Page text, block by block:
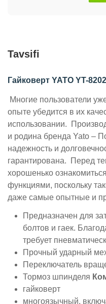
Tavsifi
Гайковерт YATO YT-
Многие пользователи
опыте убедится в их
использовании.
и родина бренда Yato –
надежность и
гарантирована. Перед
хорошенько
функциями, поскольку
даже самые опытные и
Предназначен для
болтов и гаек.
требует
Прочный ударный
Переключатель
Тормоз шпинделя
гайковерт
многоязычный,